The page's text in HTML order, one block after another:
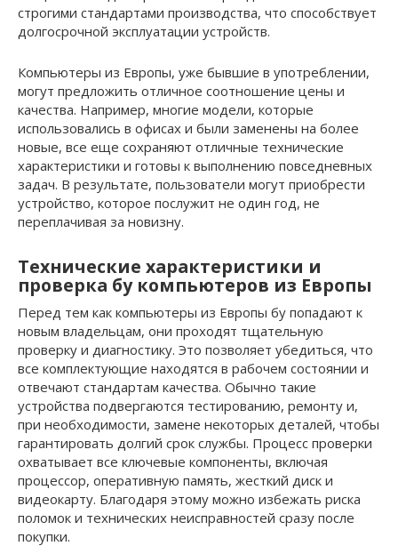
строгими стандартами производства, что способствует
долгосрочной эксплуатации устройств.
Компьютеры из Европы, уже бывшие в употреблении,
могут предложить отличное соотношение цены и
качества. Например, многие модели, которые
использовались в офисах и были заменены на более
новые, все еще сохраняют отличные технические
характеристики и готовы к выполнению повседневных
задач. В результате, пользователи могут приобрести
устройство, которое послужит не один год, не
переплачивая за новизну.
Технические характеристики и
проверка бу компьютеров из Европы
Перед тем как компьютеры из Европы бу попадают к
новым владельцам, они проходят тщательную
проверку и диагностику. Это позволяет убедиться, что
все комплектующие находятся в рабочем состоянии и
отвечают стандартам качества. Обычно такие
устройства подвергаются тестированию, ремонту и,
при необходимости, замене некоторых деталей, чтобы
гарантировать долгий срок службы. Процесс проверки
охватывает все ключевые компоненты, включая
процессор, оперативную память, жесткий диск и
видеокарту. Благодаря этому можно избежать риска
поломок и технических неисправностей сразу после
покупки.